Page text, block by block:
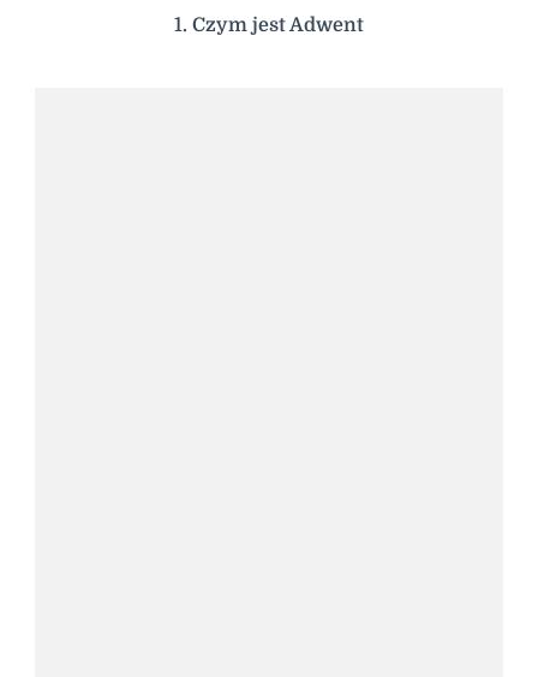
1. Czym jest Adwent